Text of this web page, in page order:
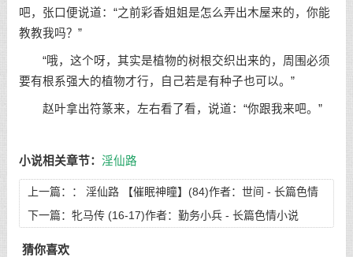
吧，张口便说道：“之前彩香姐姐是怎么弄出木屋来的，你能
教教我吗？”
“哦，这个呀，其实是植物的树根交织出来的，周围必须
要有根系强大的植物才行，自己若是有种子也可以。”
赵叶拿出符篆来，左右看了看，说道：“你跟我来吧。”
小说相关章节： 淫仙路
上一篇：： 淫仙路 【催眠神瞳】(84)作者：世间 - 长篇色情
小说
下一篇： 牝马传 (16-17)作者：勤务小兵 - 长篇色情小说
猜你喜欢